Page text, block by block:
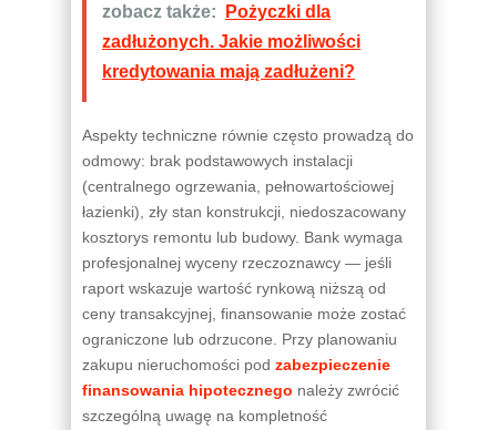
zobacz także:
Pożyczki dla
zadłużonych. Jakie możliwości
kredytowania mają zadłużeni?
Aspekty techniczne równie często prowadzą do
odmowy: brak podstawowych instalacji
(centralnego ogrzewania, pełnowartościowej
łazienki), zły stan konstrukcji, niedoszacowany
kosztorys remontu lub budowy. Bank wymaga
profesjonalnej wyceny rzeczoznawcy — jeśli
raport wskazuje wartość rynkową niższą od
ceny transakcyjnej, finansowanie może zostać
ograniczone lub odrzucone. Przy planowaniu
zakupu nieruchomości pod zabezpieczenie
finansowania hipotecznego należy zwrócić
szczególną uwagę na kompletność